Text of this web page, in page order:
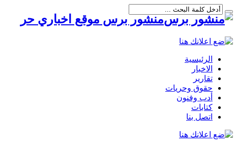
منشور برس موقع اخباري حر
الرئيسية
الاخبار
تقارير
حقوق وحريات
أدب وفنون
كتابات
اتصل بنا